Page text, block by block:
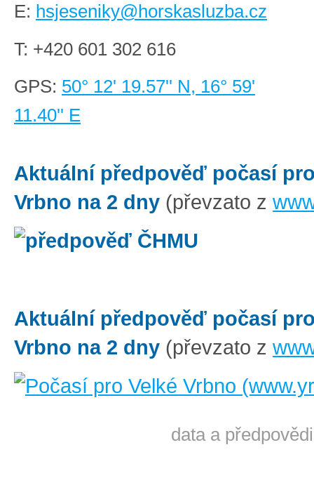
E: hsjeseniky@horskasluzba.cz
T: +420 601 302 616
GPS: 50° 12' 19.57'' N, 16° 59'
11.40'' E
Aktuální předpověď počasí
Vrbno na 2 dny (převzato z
Aktuální předpověď počasí
Vrbno na 2 dny (převzato z
data a